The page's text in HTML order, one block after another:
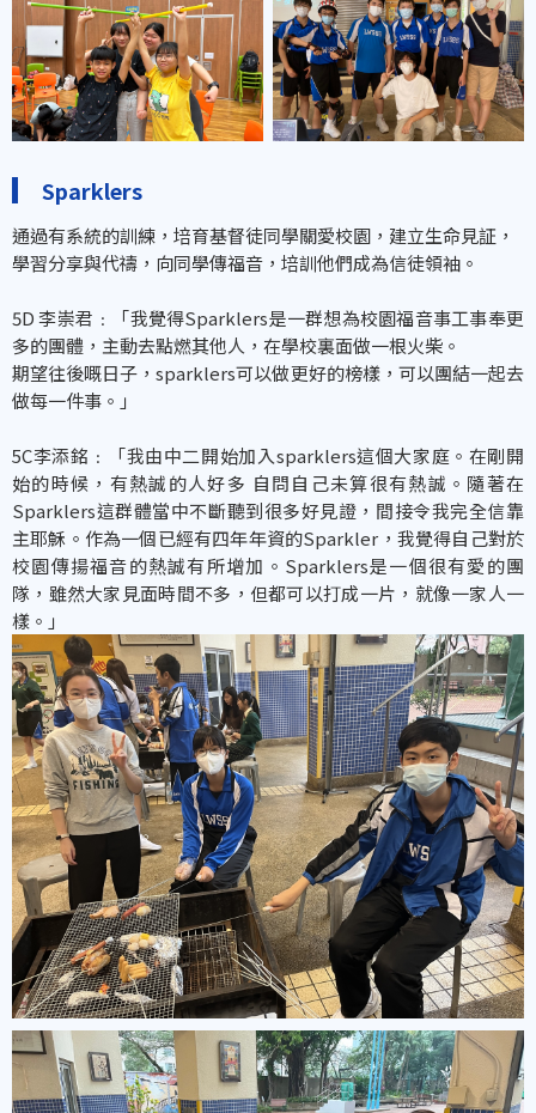
Sparklers
通過有系統的訓練，培育基督徒同學關愛校園，建立生命見証，
學習分享與代禱，向同學傳福音，培訓他們成為信徒領袖。
5D 李崇君﹕「我覺得Sparklers是一群想為校園福音事工事奉更
多的團體，主動去點燃其他人，在學校裏面做一根火柴。
期望往後嘅日子，sparklers可以做更好的榜樣，可以團結一起去
做每一件事。」
5C李添銘﹕「我由中二開始加入sparklers這個大家庭。在剛開
始的時候，有熱誠的人好多 自問自己未算很有熱誠。隨著在
Sparklers這群體當中不斷聽到很多好見證，間接令我完全信靠
主耶穌。作為一個已經有四年年資的Sparkler，我覺得自己對於
校園傳揚福音的熱誠有所增加。Sparklers是一個很有愛的團
隊，雖然大家見面時間不多，但都可以打成一片，就像一家人一
樣。」